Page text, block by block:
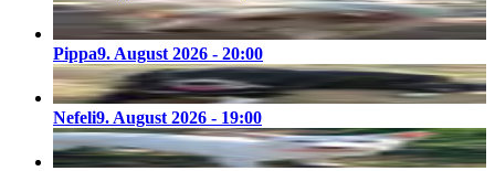
Pippa9. August 2026 - 20:00
Nefeli9. August 2026 - 19:00